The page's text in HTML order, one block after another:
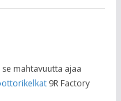
mahtavuutta ajaa
9R Factory